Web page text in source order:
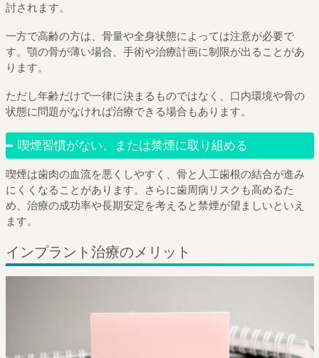
討されます。
一方で高齢の方は、骨量や全身状態によっては注意が必要で
す。顎の骨が薄い場合、手術や治療計画に制限が出ることがあ
ります。
ただし年齢だけで一律に決まるものではなく、口内環境や骨の
状態に問題がなければ治療できる場合もあります。
喫煙習慣がない、または禁煙に取り組める
喫煙は歯肉の血流を悪くしやすく、骨と人工歯根の結合が進み
にくくなることがあります。さらに歯周病リスクも高めるた
め、治療の成功率や長期安定を考えると禁煙が望ましいといえ
ます。
インプラント治療のメリット